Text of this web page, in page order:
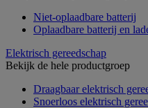
Niet-oplaadbare batterij
Oplaadbare batterij en
Elektrisch gereedschap
Bekijk de hele productgroep
Draagbaar elektrisch
Snoerloos elektrisch